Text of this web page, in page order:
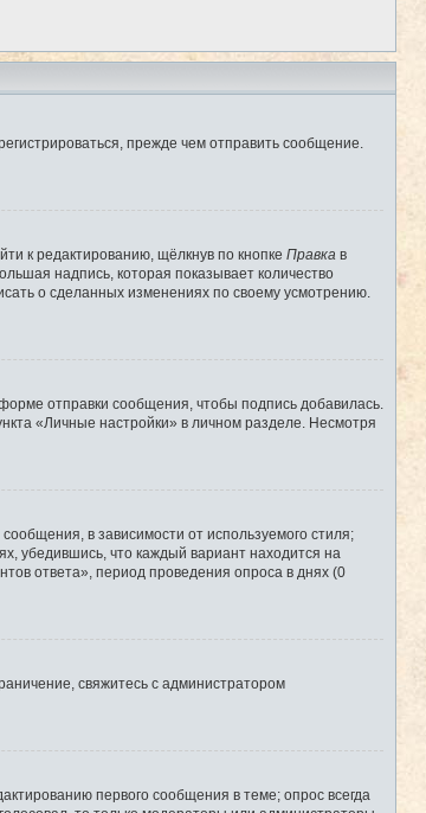
прежде чем отправить сообщение.
к редактированию, щёлкнув по кнопке Правка в
надпись, которая показывает количество
о сделанных изменениях по своему усмотрению.
отправки сообщения, чтобы подпись добавилась.
«Личные настройки» в личном разделе. Несмотря
в зависимости от используемого стиля;
убедившись, что каждый вариант находится на
ответа», период проведения опроса в днях (0
свяжитесь с администратором
первого сообщения в теме; опрос всегда